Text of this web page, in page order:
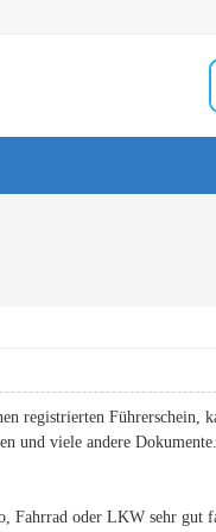
registrierten Führerschein,
und viele andere Dokumente.
oder LKW sehr gut